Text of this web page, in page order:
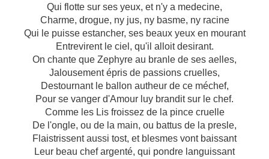
Qui flotte sur ses yeux, et n'y a medecine,
Charme, drogue, ny jus, ny basme, ny racine
Qui le puisse estancher, ses beaux yeux en mourant
Entrevirent le ciel, qu'il alloit desirant.
On chante que Zephyre au branle de ses aelles,
Jalousement épris de passions cruelles,
Destournant le ballon autheur de ce méchef,
Pour se vanger d'Amour luy brandit sur le chef.
Comme les Lis froissez de la pince cruelle
De l'ongle, ou de la main, ou battus de la presle,
Flaistrissent aussi tost, et blesmes vont baissant
Leur beau chef argenté, qui pondre languissant